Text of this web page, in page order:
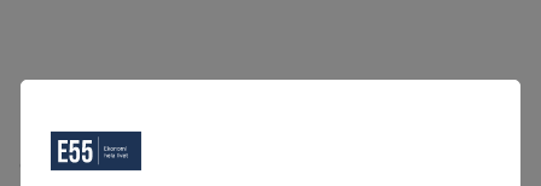
Oops, Ett fel inträffade.